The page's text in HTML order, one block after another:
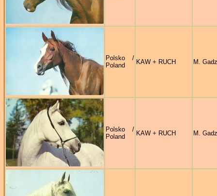
Polsko /
Poland
KAW + RUCH M.
Polsko /
Poland
KAW + RUCH M.